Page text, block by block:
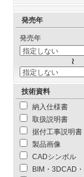
発売年
発売年
技術資料
納入仕様書
取扱説明書
据付工事説明書
製品画像
CADシンボル
BIM・3DCAD